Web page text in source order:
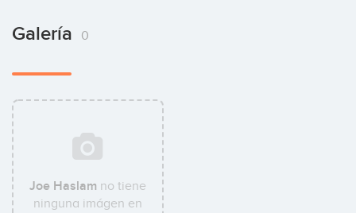
Galería 0
Joe Haslam no tiene
ninguna imágen en